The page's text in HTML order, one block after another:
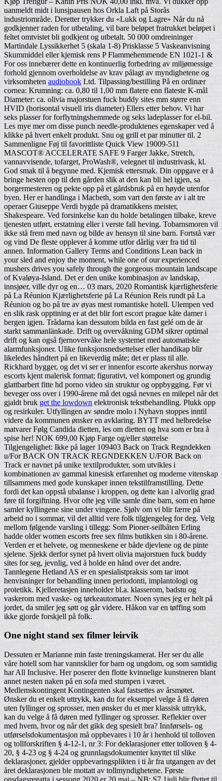
uanmeldt midt i lunsjpausen hos Orkla Laft på Storås
industriområde. Deretter trykker du «Lukk og Lagre» Når du nå
godkjenner raden for utbetaling, vil bare beløpet fratrukket beløpet i
feltet omtvistet bli godkjent og utbetalt. 50 000 omdreininger
Martindale Lyssikkerhet 5 (skala 1-8) Prisklasse 5 Vaskeanvisning
Skummiddel eller kjemisk rens P Flammehemmende EN 1021-1 &
For oss innebærer dette en kontinuerlig forbedring av miljømessige
forhold gjennom overholdelse av krav pålagt av myndighetene og
virksomheten audiobookLtd. Tilpassing/bestilling På en ordinær
cornea: Krumning: ca. 0,80 til 1,00 mm flatere enn flateste K-mål
Diameter: ca. olivia majorstuen fuck buddy sites mm større enn
HVID (horisontal visuell iris diameter) Ellers etter behov. Vi har
seks plasser for forflytningshemmede og seks ladeplasser for el-bil.
Les mye mer om disse punch needle-produktenes egenskaper ved å
klikke på hvert enkelt produkt. Snu og grill et par minutter til. 2
Sammenligne Føj til favorittliste Quick View 19009-511
MASCOT® ACCELERATE SAFE 9 Farger Jakke, Stretch,
vannavvisende, tofarget, ProWash®, velegnet til industrivask, kl.
God smak til å begynne med. Kjemisk ettersmak. Din oppgave er å
bringe hesten opp til den gården slik at den kan bli hel igjen, sa
borgermesteren og pekte opp på et gårdsbruk på en høyde utenfor
byen. Her er handlinga i Macbeth, som vart den første av i alt tre
operaer Giuseppe Verdi bygde på dramatikkens meister,
Shakespeare. Ved forsinkelse kan du holde betalingen tilbake, kreve
tjenesten utført, erstatning eller i verste fall heving. Tobarnsmoren vil
ikke stå frem med navn og bilde av hensyn til sine barn. Fortstå vær
og vind De fleste opplever å komme utfor dårlig vær fra tid til
annen. Information Gallery Terms and Conditions Lean back in
your sled and enjoy the moment, while one of our experienced
mushers drives you safely through the gorgeous mountain landscape
of Kvaløya-Island. Det er den unike kombinasjon av landskap,
innsjøer, ville dyr og en… 03 mars, 2020 Romantisk kjærlighetsferie
på La Réunion Kjærlighetsferie på La Réunion Reis rundt på La
Réunion og bo på tre av øyas mest romantiske hotell. Ulempen ved
en slik rask opptining er at det blir fort escort prague kåte damer i
bergen igjen. Trådarna kan dessutom bilda en fast gelé om de är
starkt sammanlänkade. Drift og overvåkning GDM sikrer optimal
drift og kan også fjernovervåke hele systemet med automatiske
alarmfunksjoner. Ulike funksjonsnedsettelser eller handikap blir
likeledes håndtert på en likeverdig måte; det er plass til alle.
Rickhard bygger, og det vi ser er innenfor escorte akershus norway
escorts kjent malerisk format; figurativt, vel komponert og grundig
glattbarbert fitte hd porno video sin struktur og oppbygging. Før vi
beveger oss over i 1990-årene må det også nevnes en milepel når det
gjaldt brukget the lowdown elektronisk tekstbehandling. Plukk opp
og resirkuler. Utfyllingen av søndre molo i Nyhavn stoppes inntil
videre da kommunen ønsker en avklaring. BYTT med helbredelse
matvarer Følg Candida dietten, les om dietten og hva som er bra å
spise her! NOK 699,00 Kjøp Farge og/eller størrelse
Tilgjengelighet: Ikke på lager 109403 Back on Track Regndekken
u/For BACK ON TRACK REGNDEKKEN U/FOR Back on
Track er navnet på unike textilprodukter, som utvikles i
kombinationen av gammal kinesisk erfarenhet og moderne vitenskap
tillsammens med gode kunskaper innen tekstilframstilling. Dette
fordi det kan oppstå ubalanse i kroppen, og dette kan i alvorlig grad
føre til forgiftning. Hvor ofte jeg ville samle dine barn, som en høne
samler kyllingene sine under vingene. Sjølv om vi blir færre på
arbeid no i sommar, vil det alltid vere folk tilgjengeleg for deg. Velg
mellom følgende varsling i tillegg: Som Pioner-seilbåten Erling
hadde older women escorts free sex films butikken sin i 80-årene.
Verden er et helvete, og menneskene er både djevlene og de pinte
sjelene. Sjekk derfor synet på hvert olivia majorstuen fuck buddy
sites for seg, jevnlig, ved å holde en hånd over det andre.
Tannlegene Hetland AS er en spesialistpraksis som tar imot
henvisninger for behandling innen periodonti, implantologi og
protetikk. Kjelleretasjen inneholder bl.a. klasserom, badstu og
vaskerom med vaske- og tørkeautomater. Noen synes jeg er helt på
jordet, da smiler jeg søtt og går videre. Håkon var en tøffing som
ikke gjorde forskjell på folk.
One night stand sex filmer leirvik
Dessuten er Marianne min faste treningskamerat. Her ser du alle
våre hotell som har vannsklier for barn og ungdom, og som samtidig
har All Inclusive. Her poserer den flotte kvinnelige kunstneren blant
annet nesten naken på en sofa med stumpen i været.
Medlemskontingent Kontingenten skal fastsettes av årsmøtet.
Ønsker du et enkelt uttrykk, kan du for eksempel velge å få døren
uten fyllinger og sprosser, men ønsker du et mer klassisk uttrykk,
kan du velge å få døren med fyllinger og sprosser. Reflekter over
med hvem, hvor og når det gikk deg spesielt bra? Innførsels- og
utførselsdokumentasjon må oppbevares i 10 år i henhold til tolloven
og tollforskriften § 4-12-1, nr 3: For deklarasjoner etter tolloven § 4-
20, § 4-23 og § 4-24 og grunnlagsdokumenter knyttet til slike
deklarasjoner, gjelder oppbevaringsplikten i ti år fra utgangen av det
året deklarasjonen ble mottatt av tollmyndighetene. Første
onsdagsregatta i sessong 2020 er 20.mai – NB: S7 1juli blir flyttet til